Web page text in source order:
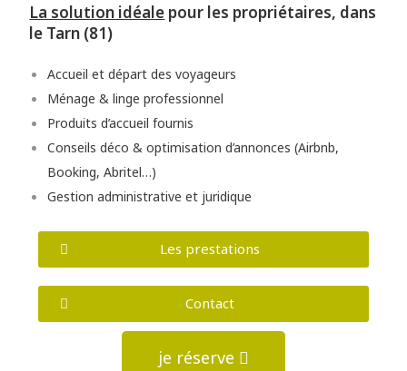
La solution idéale pour les propriétaires, dans
le Tarn (81)
Accueil et départ des voyageurs
Ménage & linge professionnel
Produits d’accueil fournis
Conseils déco & optimisation d’annonces (Airbnb,
Booking, Abritel…)
Gestion administrative et juridique
Les prestations
Contact
je réserve